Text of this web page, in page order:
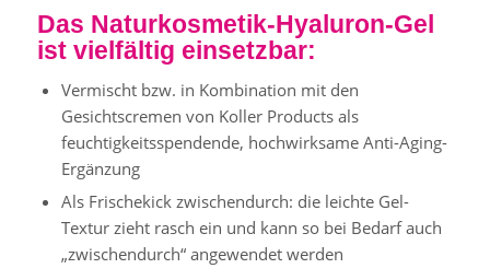
Das Naturkosmetik-Hyaluron-Gel
ist vielfältig einsetzbar:
Vermischt bzw. in Kombination mit den
Gesichtscremen von Koller Products als
feuchtigkeitsspendende, hochwirksame Anti-Aging-
Ergänzung
Als Frischekick zwischendurch: die leichte Gel-
Textur zieht rasch ein und kann so bei Bedarf auch
„zwischendurch“ angewendet werden